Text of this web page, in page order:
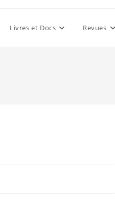
Livres et Docs Revues